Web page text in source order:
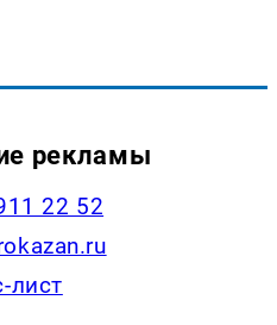
рекламы
22 52
лист